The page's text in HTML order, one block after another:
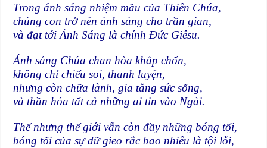
Trong ánh sáng nhiệm mầu của Thiên Chúa,
chúng con trở nên ánh sáng cho trần gian,
và đạt tới Ánh Sáng là chính Đức Giêsu.
Ánh sáng Chúa chan hòa khắp chốn,
không chỉ chiếu soi, thanh luyện,
nhưng còn chữa lành, gia tăng sức sống,
và thần hóa tất cả những ai tin vào Ngài.
Thế nhưng thế giới vẫn còn đầy những bóng tối,
bóng tối của sự dữ gieo rắc bao nhiêu là tội lỗi,